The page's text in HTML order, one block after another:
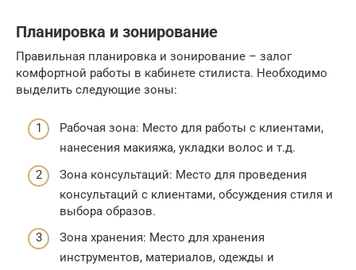
Планировка и зонирование
Правильная планировка и зонирование – залог
комфортной работы в кабинете стилиста. Необходимо
выделить следующие зоны:
Рабочая зона: Место для работы с клиентами,
нанесения макияжа, укладки волос и т.д.
Зона консультаций: Место для проведения
консультаций с клиентами, обсуждения стиля и
выбора образов.
Зона хранения: Место для хранения
инструментов, материалов, одежды и